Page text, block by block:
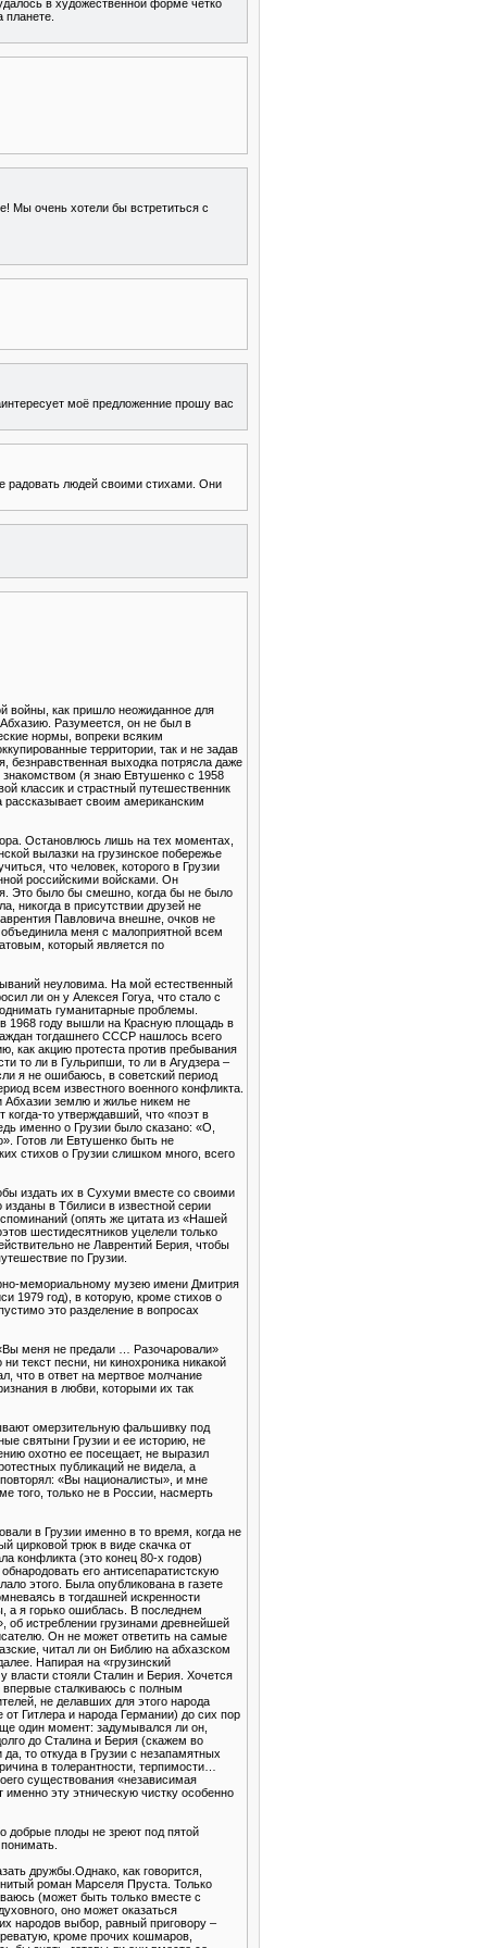
в художественной форме чётко
Мы очень хотели бы встретиться с
моё предложенние прошу вас
радовать людей своими стихами. Они
войны, как пришло неожиданное для
Разумеется, он не был в
нормы, вопреки всяким
территории, так и не задав
безнравственная выходка потрясла даже
(я знаю Евтушенко с 1958
классик и страстный путешественник
рассказывает своим американским
Остановлюсь лишь на тех моментах,
вылазки на грузинское побережье
что человек, которого в Грузии
российскими войсками. Он
Это было бы смешно, когда бы не было
никогда в присутствии друзей не
Павловича внешне, очков не
меня с малоприятной всем
который является по
неуловима. На мой естественный
ли он у Алексея Гогуа, что стало с
гуманитарные проблемы.
1968 году вышли на Красную площадь в
тогдашнего СССР нашлось всего
как акцию протеста против пребывания
то ли в Гульрипши, то ли в Агудзера –
я не ошибаюсь, в советский период
всем известного военного конфликта.
Абхазии землю и жилье никем не
то утверждавший, что «поэт в
именно о Грузии было сказано: «О,
Готов ли Евтушенко быть не
стихов о Грузии слишком много, всего
издать их в Сухуми вместе со своими
в Тбилиси в известной серии
(опять же цитата из «Нашей
шестидесятников уцелели только
не Лаврентий Берия, чтобы
по Грузии.
мемориальному музею имени Дмитрия
1979 год), в которую, кроме стихов о
это разделение в вопросах
меня не предали … Разочаровали»
текст песни, ни кинохроника никакой
что в ответ на мертвое молчание
в любви, которыми их так
омерзительную фальшивку под
святыни Грузии и ее историю, не
охотно ее посещает, не выразил
публикаций не видела, а
«Вы националисты», и мне
того, только не в России, насмерть
в Грузии именно в то время, когда не
цирковой трюк в виде скачка от
конфликта (это конец 80-х годов)
его антисепаратистскую
этого. Была опубликована в газете
в тогдашней искренности
а я горько ошиблась. В последнем
об истреблении грузинами древнейшей
Он не может ответить на самые
читал ли он Библию на абхазском
Напирая на «грузинский
власти стояли Сталин и Берия. Хочется
впервые сталкиваюсь с полным
не делавших для этого народа
Гитлера и народа Германии) до сих пор
один момент: задумывался ли он,
до Сталина и Берия (скажем во
то откуда в Грузии с незапамятных
в толерантности, терпимости…
существования «независимая
эту этническую чистку особенно
добрые плоды не зреют под пятой
дружбы.Однако, как говорится,
роман Марселя Пруста. Только
(может быть только вместе с
оно может оказаться
народов выбор, равный приговору –
кроме прочих кошмаров,